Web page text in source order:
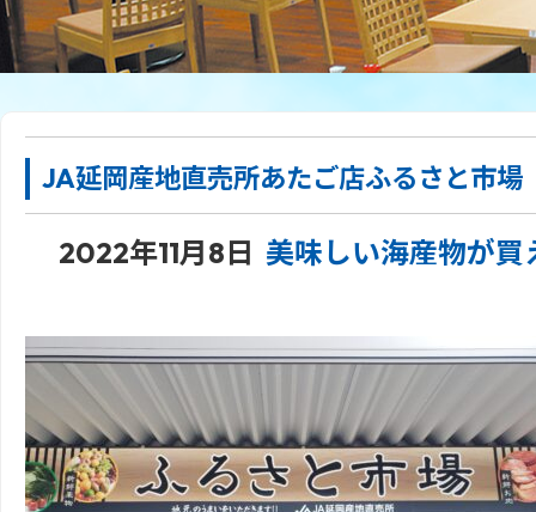
JA延岡産地直売所あたご店ふるさと市場
2022年11月8日 美味しい海産物が